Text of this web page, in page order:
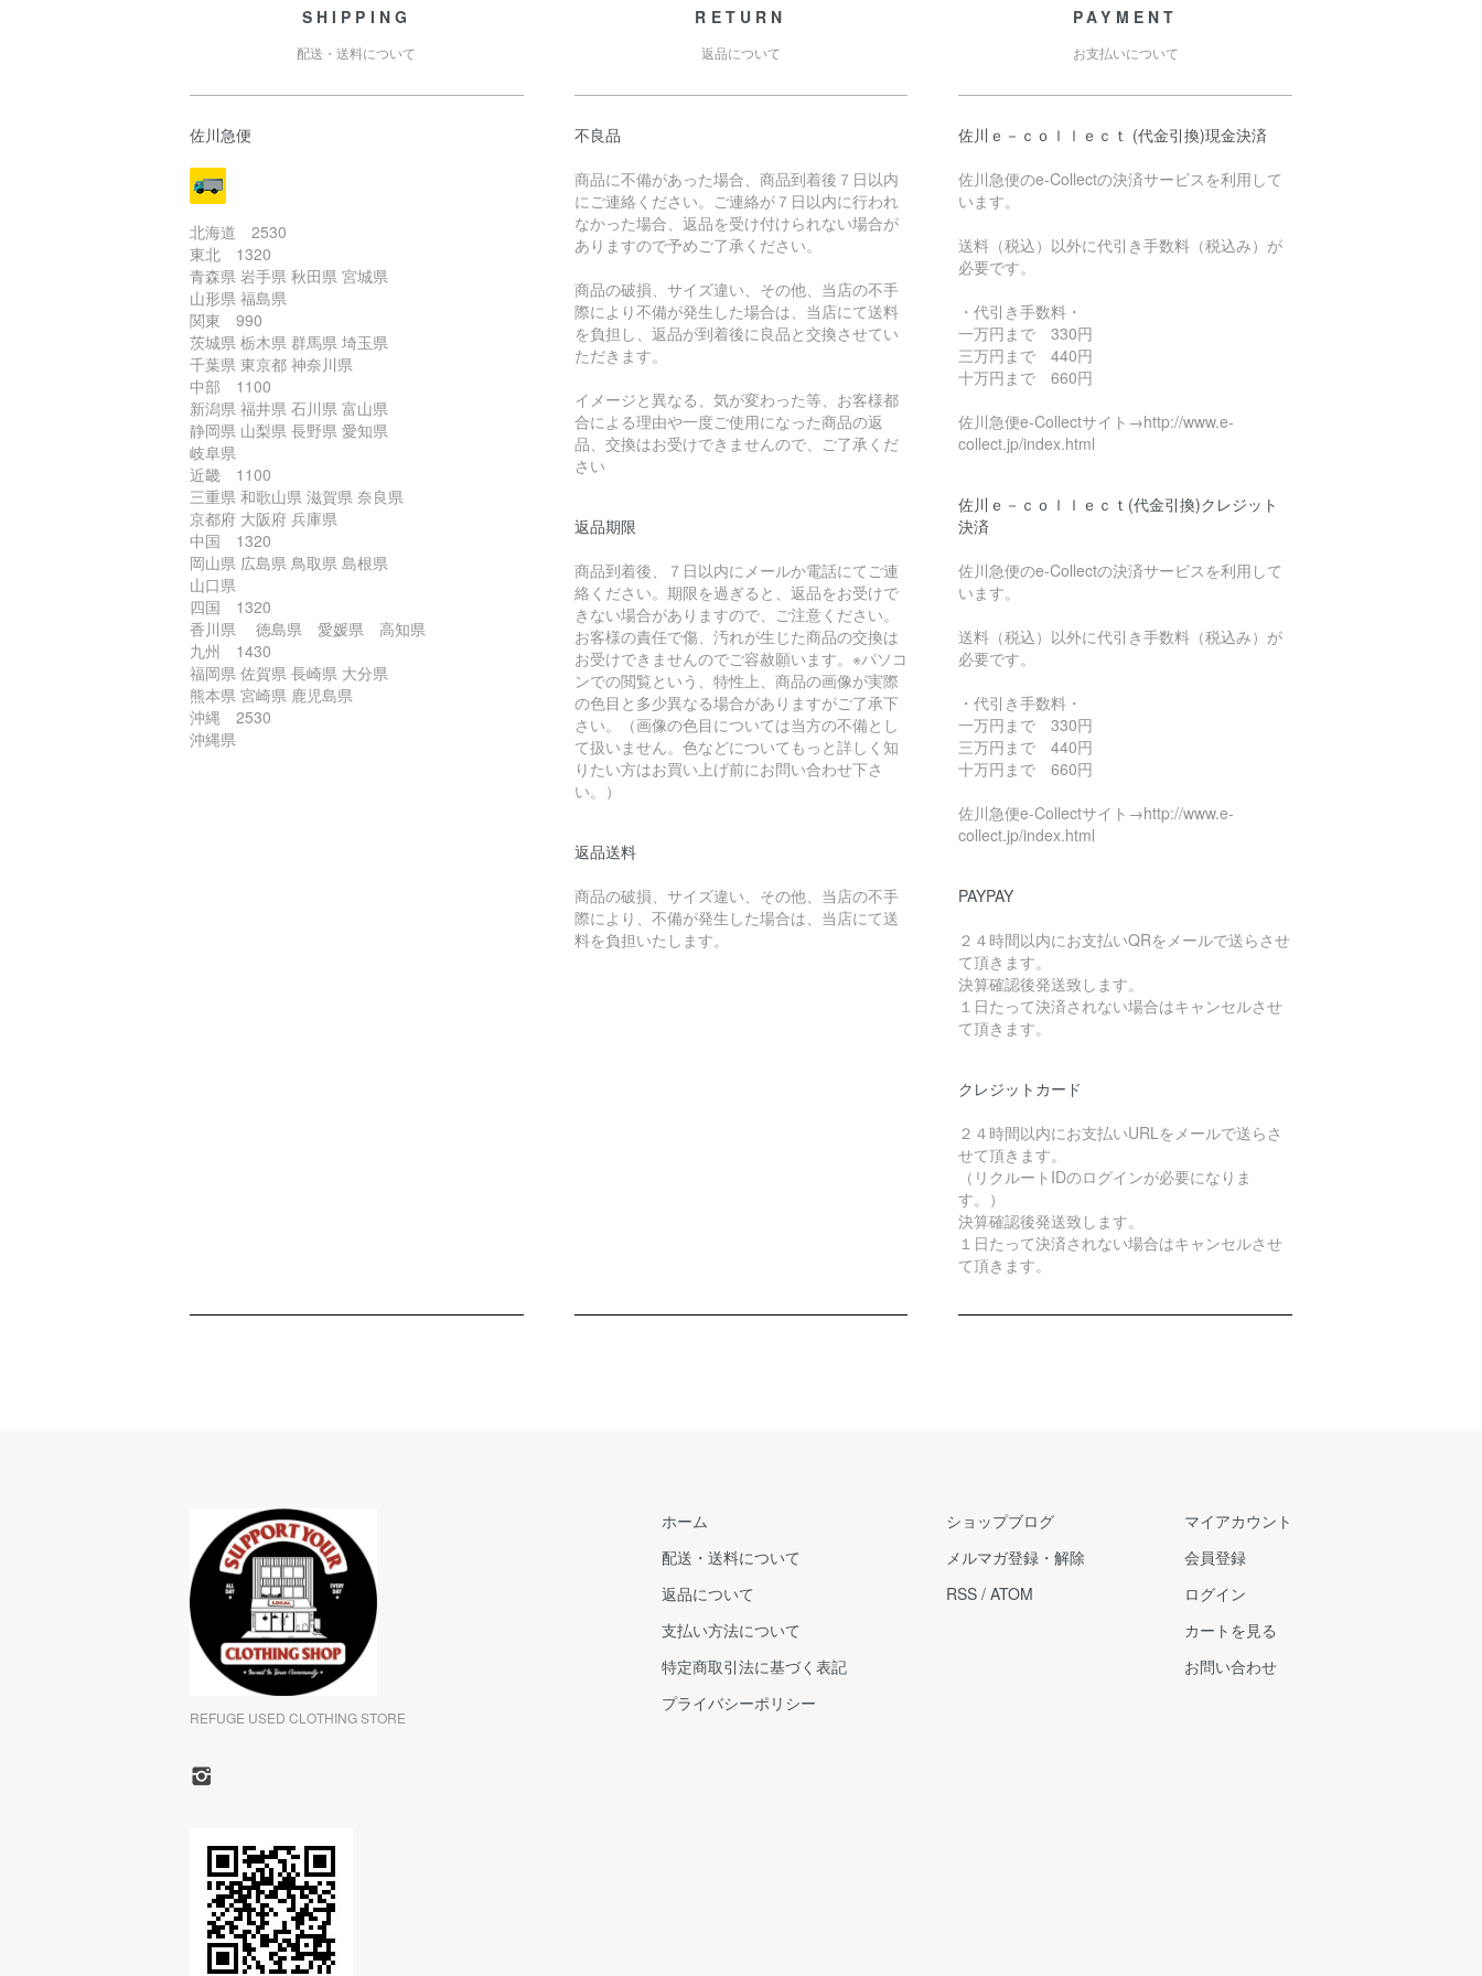
SHIPPING
配送・送料について
佐川急便
北海道 2530
東北 1320
青森県 岩手県 秋田県 宮城県
山形県 福島県
関東 990
茨城県 栃木県 群馬県 埼玉県
千葉県 東京都 神奈川県
中部 1100
新潟県 福井県 石川県 富山県
静岡県 山梨県 長野県 愛知県
岐阜県
近畿 1100
三重県 和歌山県 滋賀県 奈良県
京都府 大阪府 兵庫県
中国 1320
岡山県 広島県 鳥取県 島根県
山口県
四国 1320
香川県 徳島県 愛媛県 高知県
九州 1430
福岡県 佐賀県 長崎県 大分県
熊本県 宮崎県 鹿児島県
沖縄 2530
沖縄県
RETURN
返品について
不良品
商品に不備があった場合、商品到着後７日以内
にご連絡ください。ご連絡が７日以内に行われ
なかった場合、返品を受け付けられない場合が
ありますので予めご了承ください。
商品の破損、サイズ違い、その他、当店の不手
際により不備が発生した場合は、当店にて送料
を負担し、返品が到着後に良品と交換させてい
ただきます。
イメージと異なる、気が変わった等、お客様都
合による理由や一度ご使用になった商品の返
品、交換はお受けできませんので、ご了承くだ
さい
返品期限
商品到着後、７日以内にメールか電話にてご連
絡ください。期限を過ぎると、返品をお受けで
きない場合がありますので、ご注意ください。
お客様の責任で傷、汚れが生じた商品の交換は
お受けできませんのでご容赦願います。※パソコ
ンでの閲覧という、特性上、商品の画像が実際
の色目と多少異なる場合がありますがご了承下
さい。（画像の色目については当方の不備とし
て扱いません。色などについてもっと詳しく知
りたい方はお買い上げ前にお問い合わせ下さ
い。）
返品送料
商品の破損、サイズ違い、その他、当店の不手
際により、不備が発生した場合は、当店にて送
料を負担いたします。
PAYMENT
お支払いについて
佐川ｅ－ｃｏｌｌｅｃｔ (代金引換)現金決済
佐川急便のe-Collectの決済サービスを利用して
います。
送料（税込）以外に代引き手数料（税込み）が
必要です。
・代引き手数料・
一万円まで 330円
三万円まで 440円
十万円まで 660円
佐川急便e-Collectサイト→http://www.e-
collect.jp/index.html
佐川ｅ－ｃｏｌｌｅｃｔ(代金引換)クレジット
決済
佐川急便のe-Collectの決済サービスを利用して
います。
送料（税込）以外に代引き手数料（税込み）が
必要です。
・代引き手数料・
一万円まで 330円
三万円まで 440円
十万円まで 660円
佐川急便e-Collectサイト→http://www.e-
collect.jp/index.html
PAYPAY
２４時間以内にお支払いQRをメールで送らさせ
て頂きます。
決算確認後発送致します。
１日たって決済されない場合はキャンセルさせ
て頂きます。
クレジットカード
２４時間以内にお支払いURLをメールで送らさ
せて頂きます。
（リクルートIDのログインが必要になりま
す。）
決算確認後発送致します。
１日たって決済されない場合はキャンセルさせ
て頂きます。
REFUGE USED CLOTHING STORE
ホーム
配送・送料について
返品について
支払い方法について
特定商取引法に基づく表記
プライバシーポリシー
ショップブログ
メルマガ登録・解除
RSS / ATOM
マイアカウント
会員登録
ログイン
カートを見る
お問い合わせ